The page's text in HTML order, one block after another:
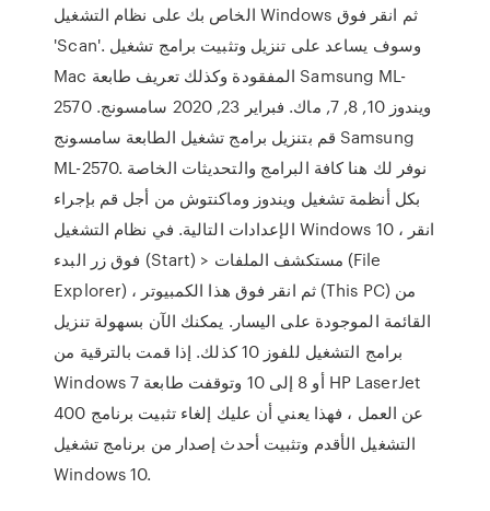
الخاص بك على نظام التشغيل Windows ثم انقر فوق
'Scan'. وسوف يساعد على تنزيل وتثبيت برامج تشغيل
Mac المفقودة وكذلك تعريف طابعة Samsung ML-
2570 ويندوز 10, 8, 7, ماك. فبراير 23, 2020 سامسونج.
قم بتنزيل برامج تشغيل الطابعة سامسونج Samsung
ML-2570. نوفر لك هنا كافة البرامج والتحديثات الخاصة
بكل أنظمة تشغيل ويندوز وماكنتوش من أجل قم بإجراء
الإعدادات التالية. في نظام التشغيل Windows 10 ، انقر
فوق زر البدء (Start) > مستكشف الملفات (File
Explorer) ، ثم انقر فوق هذا الكمبيوتر (This PC) من
القائمة الموجودة على اليسار. يمكنك الآن بسهولة تنزيل
برامج التشغيل للفوز 10 كذلك. إذا قمت بالترقية من
Windows 7 أو 8 إلى 10 وتوقفت طابعة HP LaserJet
400 عن العمل ، فهذا يعني أن عليك إلغاء تثبيت برنامج
التشغيل الأقدم وتثبيت أحدث إصدار من برنامج تشغيل
Windows 10.